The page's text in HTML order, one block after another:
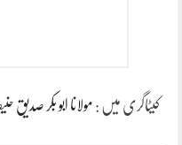
کیٹاگری میں : مولانا ابو بکر صدیق